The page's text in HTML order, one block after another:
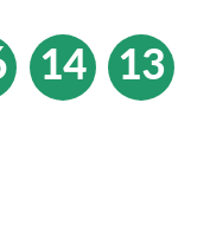
14 13